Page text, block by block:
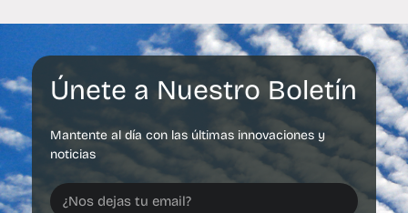
Únete a Nuestro Boletín
Mantente al día con las últimas innovaciones y
noticias